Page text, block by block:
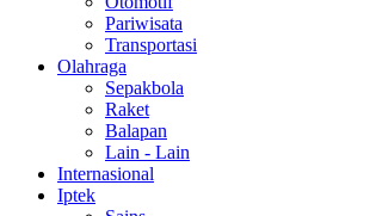
Pariwisata
Transportasi
Olahraga
Sepakbola
Raket
Balapan
Lain - Lain
Internasional
Iptek